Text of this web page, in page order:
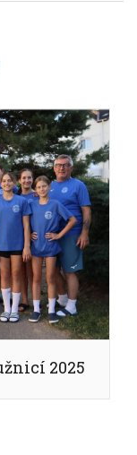
2025